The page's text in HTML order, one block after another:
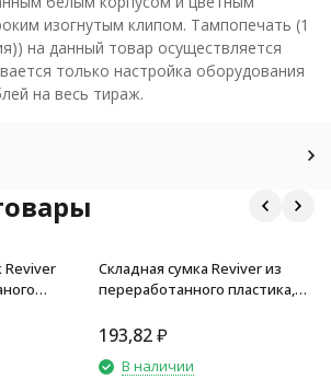
изогнутым клипом. Тампопечать (1
на данный товар осуществляется
только настройка оборудования
на весь тираж.
Reviver
Складная сумка Reviver из
переработанного пластика,
193,82 ₽
В наличии